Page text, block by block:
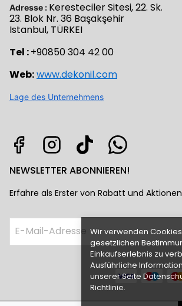
Wir verwenden
gesetzlichen
Einkaufserlebnis zu
Ausführliche
unserer Seite
Richtlinie.
Adresse : Keresteciler Sitesi, 22. Sk.
23. Blok Nr. 36 Başakşehir
Istanbul, TÜRKEI
Tel :+90850 304 42 00
Web:www.dekonil.com
Lage des Unternehmens
NEWSLETTER ABONNIEREN!
Erfahre als Erster von Rabatt und Aktionen